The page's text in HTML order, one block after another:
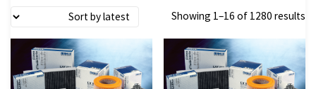
Showing 1–16 of 1280 results